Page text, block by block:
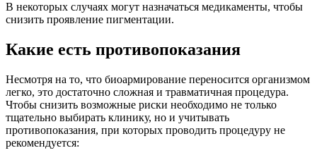
В некоторых случаях могут назначаться медикаменты, чтобы
снизить проявление пигментации.
Какие есть противопоказания
Несмотря на то, что биоармирование переносится организмом
легко, это достаточно сложная и травматичная процедура.
Чтобы снизить возможные риски необходимо не только
тщательно выбирать клинику, но и учитывать
противопоказания, при которых проводить процедуру не
рекомендуется: